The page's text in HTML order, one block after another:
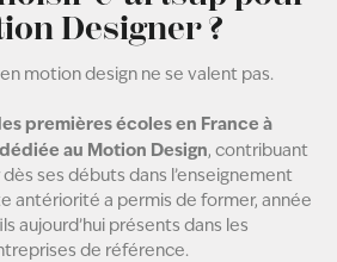
Designer ?
motion design ne se valent pas.
premières écoles en France à
au Motion Design, contribuant
ses débuts dans l’enseignement
antériorité a permis de former, année
aujourd’hui présents dans les
de référence.